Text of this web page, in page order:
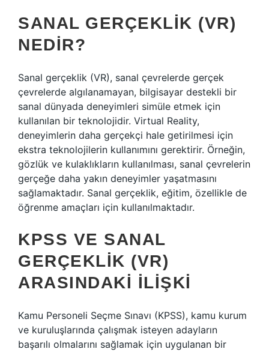
SANAL GERÇEKLIK (VR)
NEDIR?
Sanal gerçeklik (VR), sanal çevrelerde gerçek
çevrelerde algılanamayan, bilgisayar destekli bir
sanal dünyada deneyimleri simüle etmek için
kullanılan bir teknolojidir. Virtual Reality,
deneyimlerin daha gerçekçi hale getirilmesi için
ekstra teknolojilerin kullanımını gerektirir. Örneğin,
gözlük ve kulaklıkların kullanılması, sanal çevrelerin
gerçeğe daha yakın deneyimler yaşatmasını
sağlamaktadır. Sanal gerçeklik, eğitim, özellikle de
öğrenme amaçları için kullanılmaktadır.
KPSS VE SANAL
GERÇEKLIK (VR)
ARASINDAKI İLIŞKI
Kamu Personeli Seçme Sınavı (KPSS), kamu kurum
ve kuruluşlarında çalışmak isteyen adayların
başarılı olmalarını sağlamak için uygulanan bir